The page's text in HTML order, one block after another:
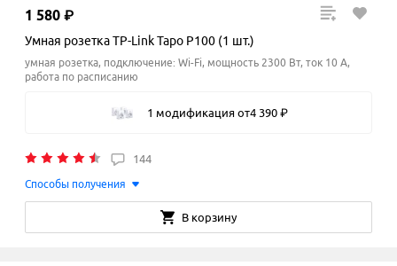
1 580 ₽
Умная розетка TP-Link Tapo P100 (1 шт.)
умная розетка, подключение: Wi-Fi, мощность 2300 Вт, ток 10 A,
работа по расписанию
1 модификация от4 390 ₽
144
Способы получения
В корзину